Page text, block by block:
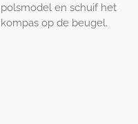
polsmodel en schuif het
kompas op de beugel.